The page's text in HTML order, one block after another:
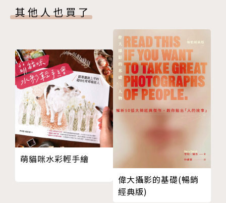
而成的產業面貌。
3、創意力在各行各業已成為必備能力，有好創意才能
有新想法。本書邀創意人談創意如何產生，供大眾找靈
感時參考。
謝易成 99％的庶民設計運動p.40
GALENE 珊瑚的美學再詮釋p.42
兩個八月 讓熱情正向循環p.44
席時斌 跨工藝的線性神話p.46
聶永真 只會一招的設計很可憐p.50
蔡依珊 不管傳統或現代，記憶是共同的p.52
盧南君 飾品的立體象限p.54
林純升 服裝是我溝通的語言p.55
李倍 介於實穿與實驗性之間的清新p.56
李育昇 劇服的華麗訂製學p.58
孫瑜鴻 優雅的織品獨立宣言p.62
詹朴 讓創意變得合理，才是最有趣的挑戰p.64
都蘭新東糖廠 自由發揮的原生基地p.70
其他人也買了
萌貓咪水彩輕手繪
偉大攝影的基礎(暢銷
經典版)